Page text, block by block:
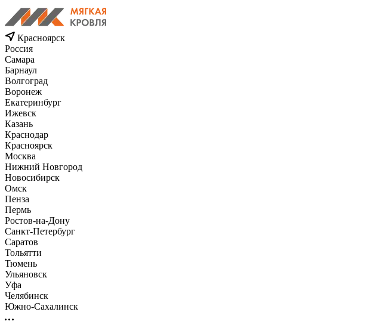
Красноярск
Россия
Самара
Барнаул
Волгоград
Воронеж
Екатеринбург
Ижевск
Казань
Краснодар
Красноярск
Москва
Нижний Новгород
Новосибирск
Омск
Пенза
Пермь
Ростов-на-Дону
Санкт-Петербург
Саратов
Тольятти
Тюмень
Ульяновск
Уфа
Челябинск
Южно-Сахалинск